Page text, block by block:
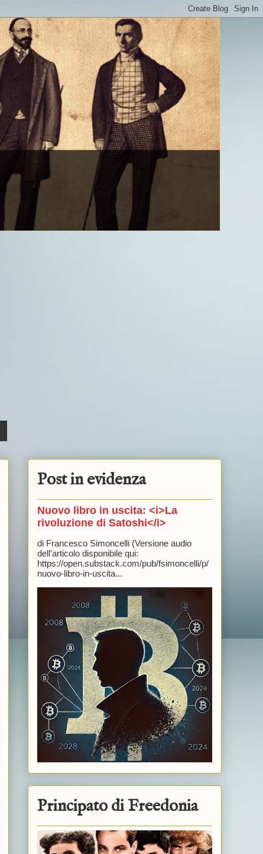
Post in evidenza
Nuovo libro in uscita: <i>La
rivoluzione di Satoshi</i>
di Francesco Simoncelli (Versione audio
dell'articolo disponibile qui:
https://open.substack.com/pub/fsimoncelli/p/
nuovo-libro-in-uscita...
Principato di Freedonia